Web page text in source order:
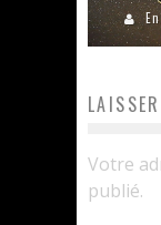
Votre
publié.